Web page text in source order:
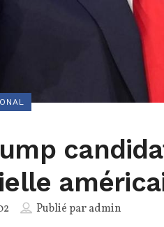
Publié paradmin